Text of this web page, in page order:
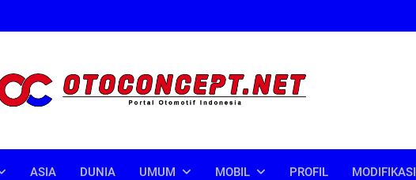
ASIA DUNIA UMUM MOBIL PROFIL MODIFIKASI